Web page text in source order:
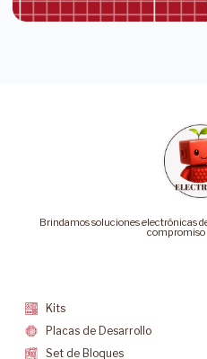
Brindamos soluciones electrónicas
compromiso
Kits
Placas de Desarrollo
Set de Bloques